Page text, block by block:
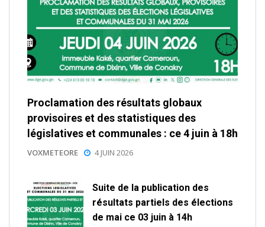
Proclamation des résultats globaux
provisoires et des statistiques des
législatives et communales : ce 4 juin à 18h
VOXMETEORE 4 JUIN 2026
Suite de la publication des
résultats partiels des élections
de mai ce 03 juin à 14h